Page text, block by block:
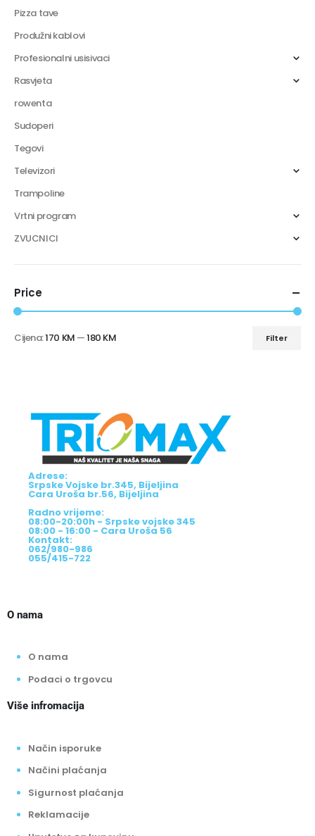
Pizza tave
Produžni kablovi
Profesionalni usisivaci
Rasvjeta
rowenta
Sudoperi
Tegovi
Televizori
Trampoline
Vrtni program
ZVUCNICI
Price
Filter
Cijena:170 KM —180 KM
Adrese:
Srpske Vojske br.345, Bijeljina
Cara Uroša br.56, Bijeljina
Radno vrijeme:
08:00-20:00h - Srpske vojske 345
08:00 - 16:00 - Cara Uroša 56
Kontakt:
062/980-986
055/415-722
O nama
O nama
Podaci o trgovcu
Više infromacija
Način isporuke
Načini plaćanja
Sigurnost plaćanja
Reklamacije